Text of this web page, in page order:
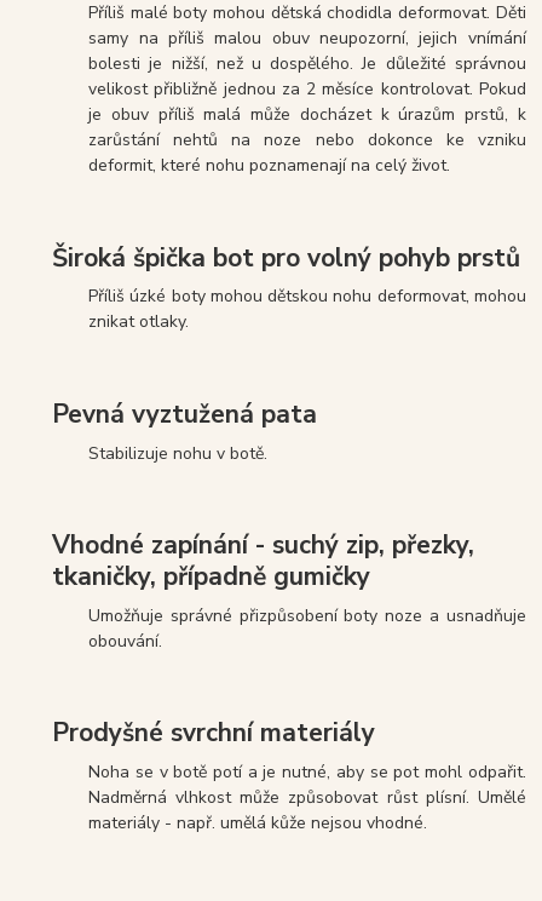
Příliš malé boty mohou dětská chodidla deformovat. Děti
samy na příliš malou obuv neupozorní, jejich vnímání
bolesti je nižší, než u dospělého. Je důležité správnou
velikost přibližně jednou za 2 měsíce kontrolovat. Pokud
je obuv příliš malá může docházet k úrazům prstů, k
zarůstání nehtů na noze nebo dokonce ke vzniku
deformit, které nohu poznamenají na celý život.
Široká špička bot pro volný pohyb prstů
Příliš úzké boty mohou dětskou nohu deformovat, mohou
znikat otlaky.
Pevná vyztužená pata
Stabilizuje nohu v botě.
Vhodné zapínání - suchý zip, přezky,
tkaničky, případně gumičky
Umožňuje správné přizpůsobení boty noze a usnadňuje
obouvání.
Prodyšné svrchní materiály
Noha se v botě potí a je nutné, aby se pot mohl odpařit.
Nadměrná vlhkost může způsobovat růst plísní. Umělé
materiály - např. umělá kůže nejsou vhodné.